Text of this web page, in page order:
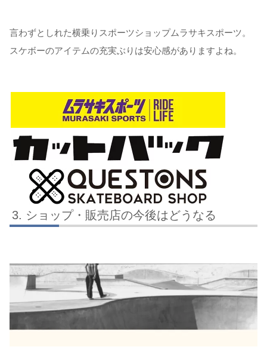
言わずとしれた横乗りスポーツショップムラサキスポーツ。
スケボーのアイテムの充実ぶりは安心感がありますよね。
ショップ・販売店の今後はどうなる